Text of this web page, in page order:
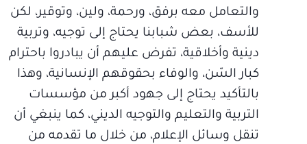
والتعامل معه برفق، ورحمة، ولين، وتوقير، لكن
للأسف، بعض شبابنا يحتاج إلى توجيه، وتربية
دينية وأخلاقية، تفرض عليهم أن يبادروا باحترام
كبار السّن، والوفاء بحقوقهم الإنسانية، وهذا
بالتأكيد يحتاج إلى جهود أكبر من مؤسسات
التربية والتعليم والتوجيه الديني، كما ينبغي أن
تنقل وسائل الإعلام، من خلال ما تقدمه من